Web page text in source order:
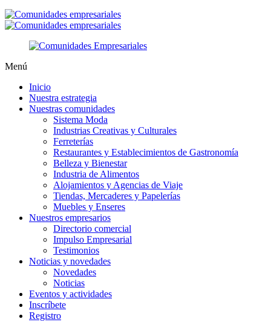
Menú
Inicio
Nuestra estrategia
Nuestras comunidades
Sistema Moda
Industrias Creativas y Culturales
Ferreterías
Restaurantes y Establecimientos de Gastronomía
Belleza y Bienestar
Industria de Alimentos
Alojamientos y Agencias de Viaje
Tiendas, Mercaderes y Papelerías
Muebles y Enseres
Nuestros empresarios
Directorio comercial
Impulso Empresarial
Testimonios
Noticias y novedades
Novedades
Noticias
Eventos y actividades
Inscríbete
Registro